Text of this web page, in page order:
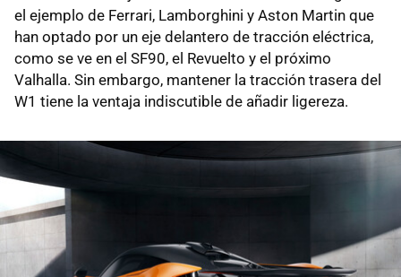
el ejemplo de Ferrari, Lamborghini y Aston Martin que
han optado por un eje delantero de tracción eléctrica,
como se ve en el SF90, el Revuelto y el próximo
Valhalla. Sin embargo, mantener la tracción trasera del
W1 tiene la ventaja indiscutible de añadir ligereza.